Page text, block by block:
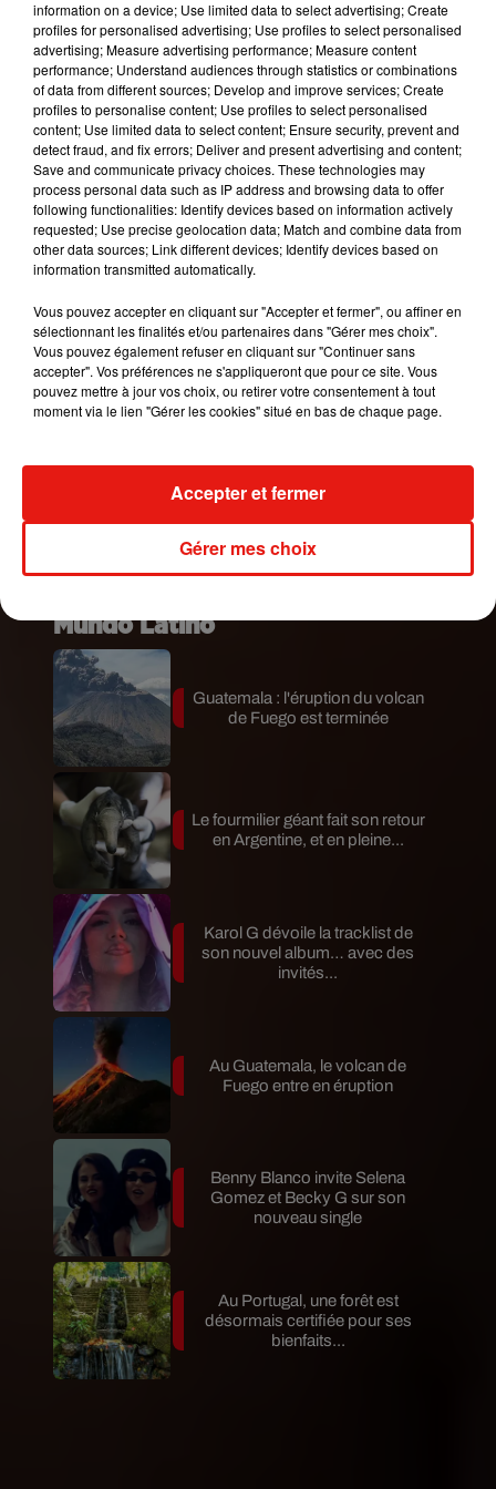
fédérer toute une communauté derrière elle.Et
si son compte officiel Youtube est suivi par près
de 11 millions d'abonnés, ce n'est pas pour rien.
Elle a beau afficher une silhouette de rêve du haut
de ses 50 ans, J-Lo n'en reste pas moins une
femme spontanée.
Pour preuve, la superstar internationale a donné
son numéro de téléphone à ses fans afin qu'ils
puissent discuter avec elle."J'adore vous envoyer
des SMS !", a-t-elle notamment révélé sur les
Lopez aitentamé desconversations avec
certains d'entre eux au cours du week-end, leur
demandant quelles chansons elle devrait inclure
pour sa prestation au Super Bowl, comme le
ont-il reçu. Fini le suspens,
discussion !
Mundo Latino
Guatemala : l'éruption du volcan
de Fuego est terminée
Le fourmilier géant fait son retour
en Argentine, et en pleine...
Karol G dévoile la tracklist de
son nouvel album… avec des
invités...
Au Guatemala, le volcan de
Fuego entre en éruption
Benny Blanco invite Selena
Gomez et Becky G sur son
nouveau single
Au Portugal, une forêt est
désormais certifiée pour ses
bienfaits...
information on a device; Use limited data to select advertising; Create
profiles for personalised advertising; Use profiles to select personalised
advertising; Measure advertising performance; Measure content
performance; Understand audiences through statistics or combinations
of data from different sources; Develop and improve services; Create
profiles to personalise content; Use profiles to select personalised
content; Use limited data to select content; Ensure security, prevent and
detect fraud, and fix errors; Deliver and present advertising and content;
Save and communicate privacy choices. These technologies may
process personal data such as IP address and browsing data to offer
following functionalities: Identify devices based on information actively
requested; Use precise geolocation data; Match and combine data from
other data sources; Link different devices; Identify devices based on
information transmitted automatically.
Vous pouvez accepter en cliquant sur "Accepter et fermer", ou affiner en
sélectionnant les finalités et/ou partenaires dans "Gérer mes choix".
Vous pouvez également refuser en cliquant sur "Continuer sans
accepter". Vos préférences ne s'appliqueront que pour ce site. Vous
pouvez mettre à jour vos choix, ou retirer votre consentement à tout
moment via le lien "Gérer les cookies" situé en bas de chaque page.
Gérer mes choix
Accepter et fermer